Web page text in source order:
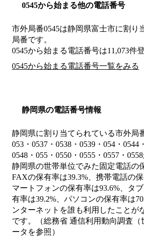
0545から始まる他の電話番号
市外局番0545は静岡県富士市に割り
局番です。
0545から始まる電話番号は11,073件
0545から始まる電話番号一覧をみる
静岡県の電話番号情報
静岡県に割り当てられている市外局
053・0537・0538・0539・054・0544
0548・055・0550・0555・0557・
静岡県の世帯単位でみた固定電話の
FAXの保有率は39.3%、携帯電話の
マートフォンの保有率は93.6%、タ
有率は39.2%、パソコンの保有率は
ンターネットを誰も利用したことが
です。（総務省 通信利用動向調査（
ータを参照）